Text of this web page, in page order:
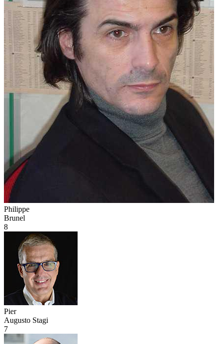
Philippe
Brunel
8
Pier
Augusto Stagi
7